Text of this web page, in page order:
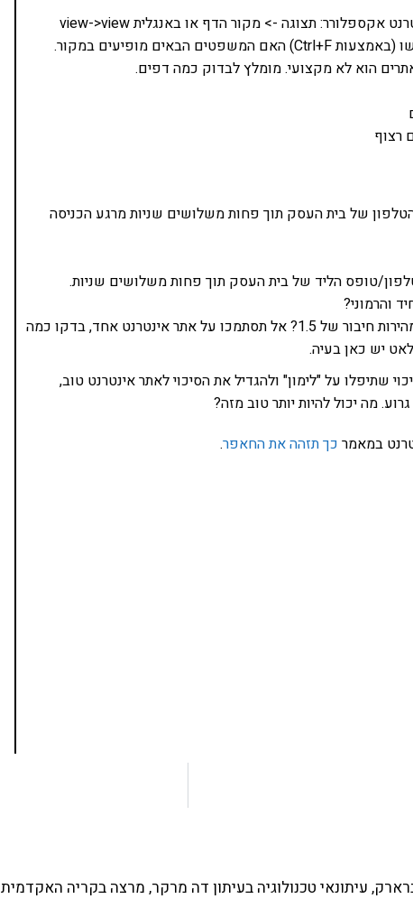
בדיקת קוד המקור. בחרו מתוך דפדפן אינטרנט אקספלורר: תצוגה -> מקור הדף או באנגלית view->view
source. לפניכם מופיע קוד ה-HTML. חפשו (באמצעות Ctrl+F) האם המשפטים הבאים מופיעים במקור.
הוא לא מקצועי. מומלץ לבדוק כמה דפים.
של בית העסק תוך פחות משלושים שניות מרגע הכניסה
טופס הליד של בית העסק תוך פחות משלושים שניות.
והרמוני?
האם האתר עולה תוך חמש עשרה שניות במהירות חיבור של 1.5? אל תסתמכו על אתר אינטרנט אחד, בדקו כמה
יש כאן בעיה.
שתיפלו על "לימון" ולהגדיל את הסיכוי לאתר אינטרנט טוב,
מה יכול להיות יותר טוב מזה?
במאמר כך תזהה את החאפר.
עיתונאי טכנולוגיה בעיתון דה מרקר, מרצה בקריה